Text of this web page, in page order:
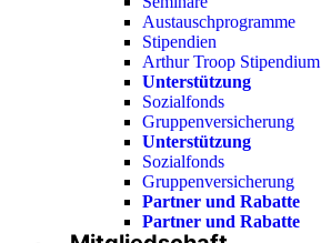
Austauschprogramme
Stipendien
Arthur Troop Stipendium
Unterstützung
Sozialfonds
Gruppenversicherung
Unterstützung
Sozialfonds
Gruppenversicherung
Partner und Rabatte
Partner und Rabatte